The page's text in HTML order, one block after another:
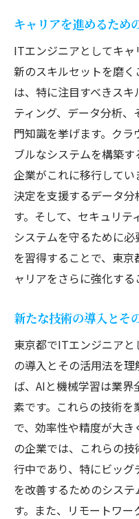
キャリアを進めるため
ITエンジニアとしてキ
新のスキルセットを磨
は、特に注目すべきス
ティング、データ分析
門知識を挙げます。ク
ブルなシステムを構築
企業がこれに移行して
決定を支援するデータ
す。そして、セキュリ
システムを守るために
を習得することで、東
ャリアをさらに強化する
新たな技術の導入とそ
東京都でITエンジニア
の導入とその活用法を
ば、AIと機械学習は業
素です。これらの技術を
で、効率性や精度が大き
の企業では、これらの
行中であり、特にビッ
を改善するためのシス
す。また、リモートワ